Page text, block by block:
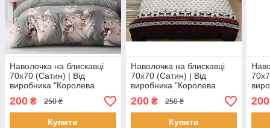
Наволочка на блискавці
70х70 (Сатин) | Від
виробника "Королева
Ночі" | Метелики на сірому
200 ₴ 250 ₴
Купити
Наволочка на блискавці
70х70 (Сатин) | Від
виробника "Королева
Ночі" | Новорічний
орнамент, сніжинки, олені
200₴ 250 ₴
Купити
200